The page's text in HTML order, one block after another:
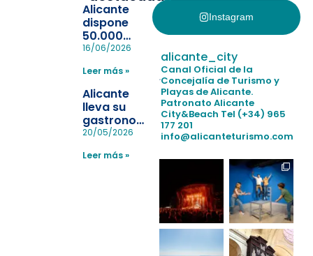
Alicante
dispone
50.000
pulseras
la
pérdida de niños
en las
playas y
realiza con
éxito un
simulacro de socorrismo
16/06/2026
Leer más »
Alicante
lleva su
gastronomía
a Madrid
reforzar el
20/05/2026
Leer más »
Instagram
alicante_city
Canal Oficial de la
Concejalía de Turismo y
Playas de Alicante.
Patronato Alicante
City&Beach Tel (+34) 965
177 201
info@alicanteturismo.com